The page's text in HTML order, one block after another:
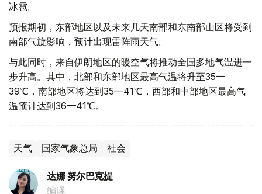
冰雹。
预报期初，东部地区以及未来几天南部和东南部山区将受到
南部气旋影响，预计出现雷阵雨天气。
与此同时，来自伊朗地区的暖空气将推动全国多地气温进一
步升高。其中，北部和东部地区最高气温将升至35—
39℃，南部地区将达到35—41℃，西部和中部地区最高气
温预计达到36—41℃。
天气 国家气象总局 社会
达娜 努尔巴克提
编译